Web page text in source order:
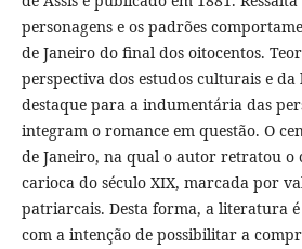
personagens e os padrões
de Janeiro do final dos oitocentos.
perspectiva dos estudos culturais e
destaque para a indumentária das
integram o romance em questão. O
de Janeiro, na qual o autor retratou o
carioca do século XIX, marcada por
patriarcais. Desta forma, a literatura
com a intenção de possibilitar a